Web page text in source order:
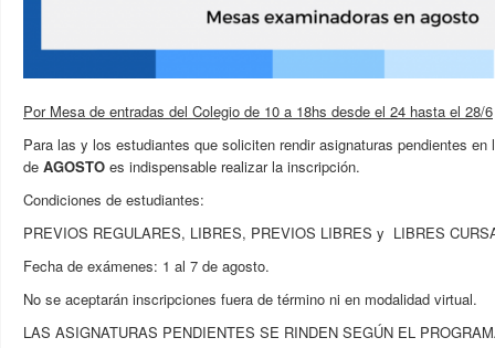
Por Mesa de entradas del Colegio de 10 a 18hs desde el 24 hasta el 28/6
Para las y los estudiantes que soliciten rendir asignaturas pendientes
de AGOSTO es indispensable realizar la inscripción.
Condiciones de estudiantes:
PREVIOS REGULARES, LIBRES, PREVIOS LIBRES y LIBRES
Fecha de exámenes: 1 al 7 de agosto.
No se aceptarán inscripciones fuera de término ni en modalidad virtual.
LAS ASIGNATURAS PENDIENTES SE RINDEN SEGÚN EL